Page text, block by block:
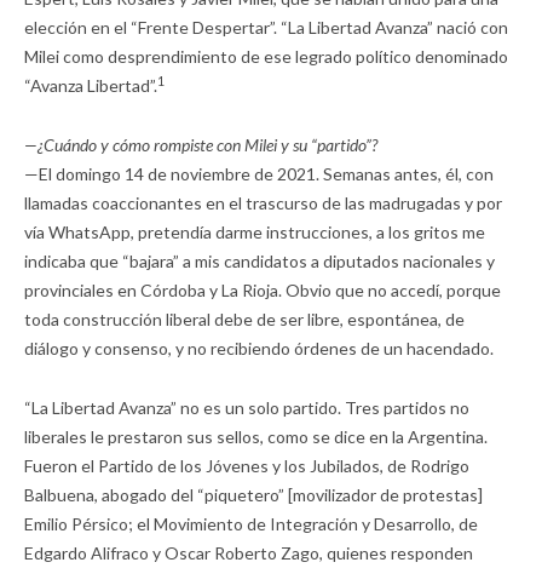
elección en el “Frente Despertar”. “La Libertad Avanza” nació con
Milei como desprendimiento de ese legrado político denominado
“Avanza Libertad”.1
—¿Cuándo y cómo rompiste con Milei y su “partido”?
—El domingo 14 de noviembre de 2021. Semanas antes, él, con
llamadas coaccionantes en el trascurso de las madrugadas y por
vía WhatsApp, pretendía darme instrucciones, a los gritos me
indicaba que “bajara” a mis candidatos a diputados nacionales y
provinciales en Córdoba y La Rioja. Obvio que no accedí, porque
toda construcción liberal debe de ser libre, espontánea, de
diálogo y consenso, y no recibiendo órdenes de un hacendado.
“La Libertad Avanza” no es un solo partido. Tres partidos no
liberales le prestaron sus sellos, como se dice en la Argentina.
Fueron el Partido de los Jóvenes y los Jubilados, de Rodrigo
Balbuena, abogado del “piquetero” [movilizador de protestas]
Emilio Pérsico; el Movimiento de Integración y Desarrollo, de
Edgardo Alifraco y Oscar Roberto Zago, quienes responden